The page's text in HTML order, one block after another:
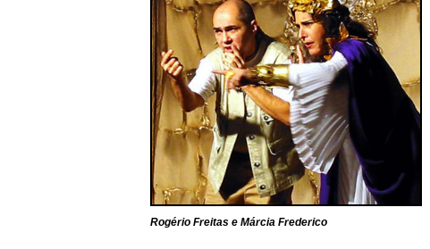
Rogério Freitas e Márcia Frederico